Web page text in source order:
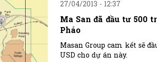
27/04/2013 - 12:37
Ma San đã đầu tư 500
Pháo
Masan Group cam kết sẽ
USD cho dự án này.